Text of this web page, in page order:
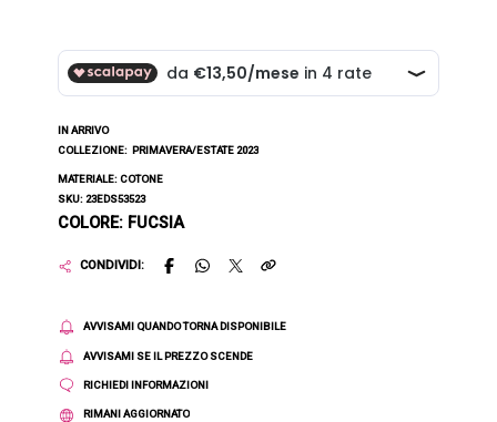
IN ARRIVO
COLLEZIONE: PRIMAVERA/ESTATE 2023
MATERIALE: COTONE
SKU: 23EDS53523
COLORE: FUCSIA
CONDIVIDI:
AVVISAMI QUANDO TORNA DISPONIBILE
AVVISAMI SE IL PREZZO SCENDE
RICHIEDI INFORMAZIONI
RIMANI AGGIORNATO